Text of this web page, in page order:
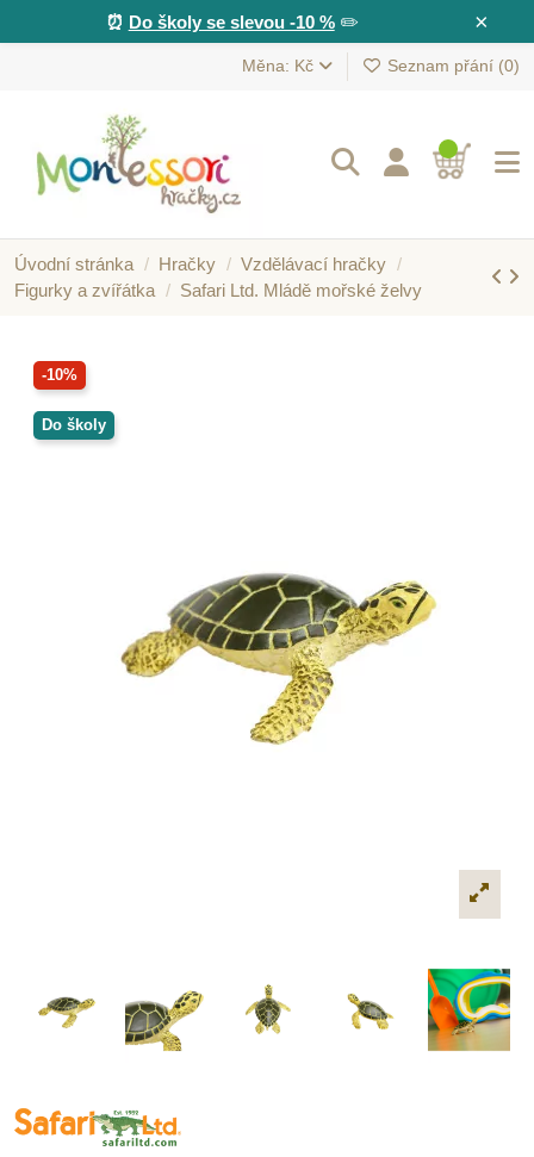
×
⏰ Do školy se slevou -10 %✏️
Měna: Kč Seznam přání (0)
Úvodní stránka Hračky
Vzdělávací hračky
Figurky a zvířátka
Safari Ltd. Mládě mořské želvy
-10%
Do školy